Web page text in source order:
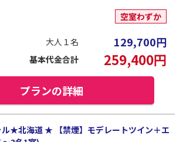
空室わずか
大人１名 129,700円
基本代金合計 259,400円
プランの詳細
ル★北海道 ★ 【禁煙】モデレートツイン＋エ